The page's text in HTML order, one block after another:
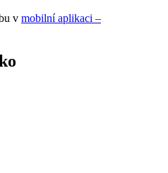
v mobilní aplikaci –